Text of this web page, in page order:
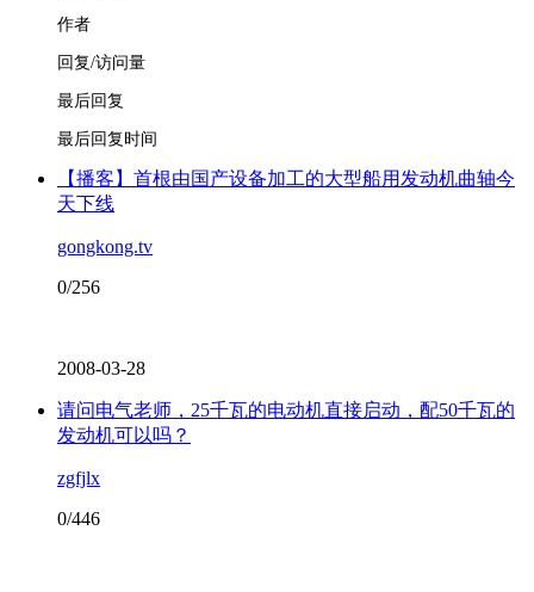
作者
回复/访问量
最后回复
最后回复时间
【播客】首根由国产设备加工的大型船用发动机曲轴今
天下线
gongkong.tv
0/256
2008-03-28
请问电气老师，25千瓦的电动机直接启动，配50千瓦的
发动机可以吗？
zgfjlx
0/446